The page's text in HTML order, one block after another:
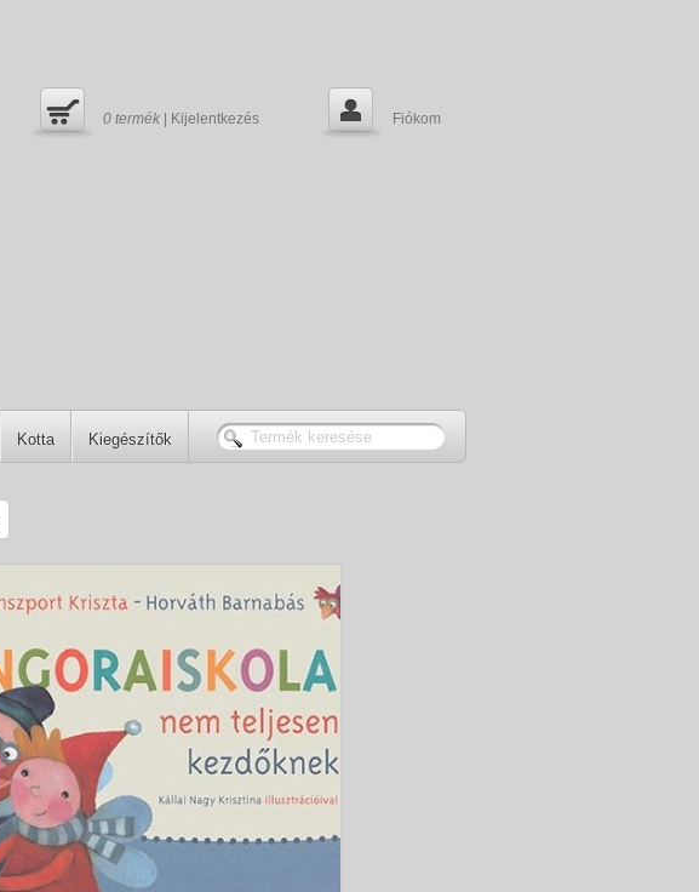
0 termék | Kijelentkezés Fiókom
Kotta Kiegészítők